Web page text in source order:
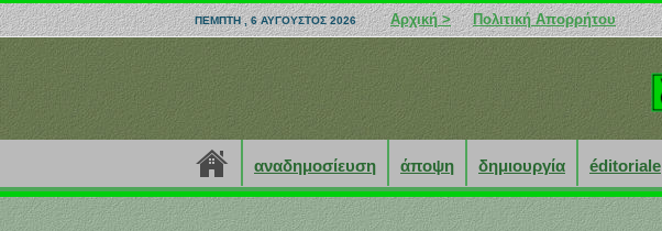
ΠΈΜΠΤΗ , 6 ΑΎΓΟΥΣΤΟΣ 2026 Αρχική > Πολιτική Απορρήτου
αναδημοσίευση άποψη δημιουργία éditoriale